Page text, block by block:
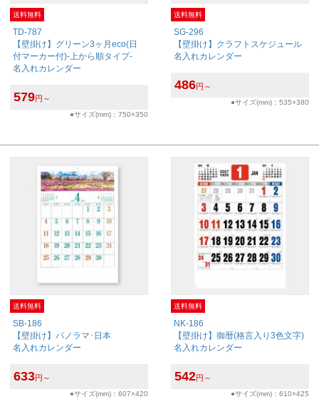
送料無料
TD-787
【壁掛け】グリーン3ヶ月eco(日
付マーカー付)-上から順タイプ-
名入れカレンダー
579円～
●サイズ(mm)：750×350
送料無料
SG-296
【壁掛け】クラフトスケジュール
名入れカレンダー
486円～
●サイズ(mm)：535×380
送料無料
SB-186
【壁掛け】パノラマ･日本
名入れカレンダー
633円～
●サイズ(mm)：607×420
送料無料
NK-186
【壁掛け】御暦(格言入り3色文字)
名入れカレンダー
542円～
●サイズ(mm)：610×425